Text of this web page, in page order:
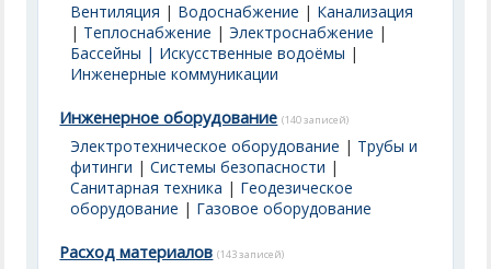
Вентиляция | Водоснабжение | Канализация
| Теплоснабжение |Электроснабжение |
Бассейны | Искусственные водоёмы |
Инженерные коммуникации
Инженерное оборудование (140 записей)
Электротехническое оборудование | Трубы и
фитинги |Системы безопасности |
Санитарная техника | Геодезическое
оборудование | Газовое оборудование
Расход материалов (143 записей)